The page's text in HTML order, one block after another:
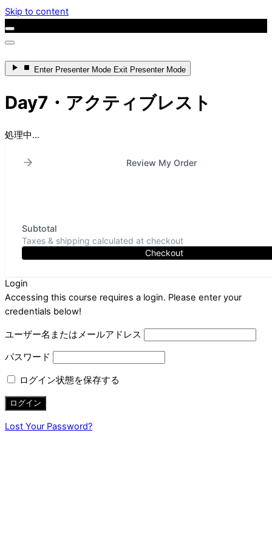
Skip to content
Enter Presenter Mode Exit Presenter Mode
Day7・アクティブレスト
処理中...
Review My Order
Subtotal
Taxes & shipping calculated at checkout
Checkout
Login
Accessing this course requires a login. Please enter your
credentials below!
ユーザー名またはメールアドレス
パスワード
ログイン状態を保存する
Lost Your Password?